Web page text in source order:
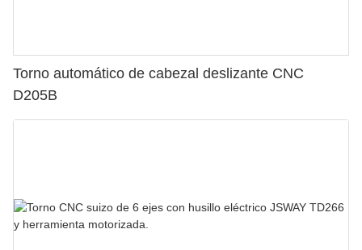
Torno automático de cabezal deslizante CNC
D205B